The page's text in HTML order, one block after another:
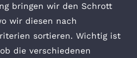
bringen wir den Schrott
wir diesen nach
sortieren. Wichtig ist
die verschiedenen